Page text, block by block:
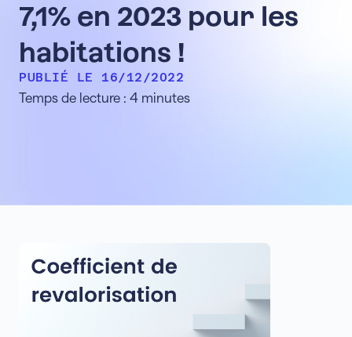
7,1% en 2023 pour les
habitations !
PUBLIÉ LE 16/12/2022
Temps de lecture : 4 minutes